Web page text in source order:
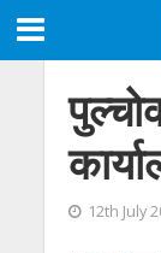
12th July